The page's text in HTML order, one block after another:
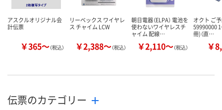
アスクルオリジナル会
計伝票
￥365～（税込）
リーベックス ワイヤレ
ス チャイム LCW
￥2,388～（税込）
朝日電器（ELPA） 電池を
使わないワイヤレスチ
ャイム 配線…
￥2,110～（税込）
オクト ご
59990000
冊)（直…
￥
伝票のカテゴリー